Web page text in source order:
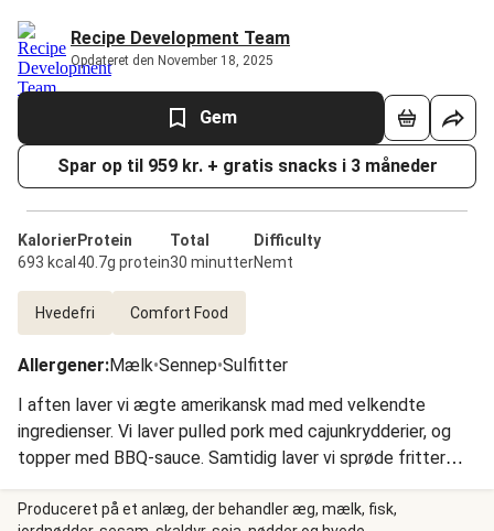
Recipe Development Team
Opdateret den November 18, 2025
Gem
Spar op til 959 kr. + gratis snacks i 3 måneder
Kalorier
693 kcal
Protein
40.7g protein
Total
30 minutter
Difficulty
Nemt
Hvedefri Comfort Food
Allergener:Mælk•Sennep•Sulfitter
I aften laver vi ægte amerikansk mad med velkendte
ingredienser. Vi laver pulled pork med cajunkrydderier, og
topper med BBQ-sauce. Samtidig laver vi sprøde fritter
krydret med røget paprika og toppede med ost. Som
kontrast til den lidt tunge mad serverer vi en cremet slaw
Produceret på et anlæg, der behandler æg, mælk, fisk,